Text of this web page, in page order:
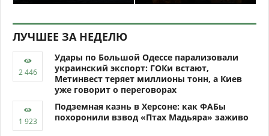
ЛУЧШЕЕ ЗА НЕДЕЛЮ
Удары по Большой Одессе парализовали
украинский экспорт: ГОКи встают,
Метинвест теряет миллионы тонн, а Киев
уже говорит о переговорах
Подземная казнь в Херсоне: как ФАБы
похоронили взвод «Птах Мадьяра» заживо